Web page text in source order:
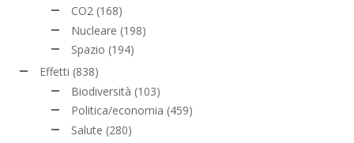
CO2 (168)
Nucleare (198)
Spazio (194)
Effetti (838)
Biodiversità (103)
Politica/economia (459)
Salute (280)